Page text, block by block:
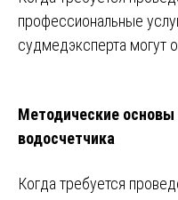
профессиональные
судмедэксперта могут
Методические
водосчетчика
Когда требуется